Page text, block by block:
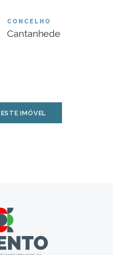
CONCELHO
Cantanhede
IMÓVEL